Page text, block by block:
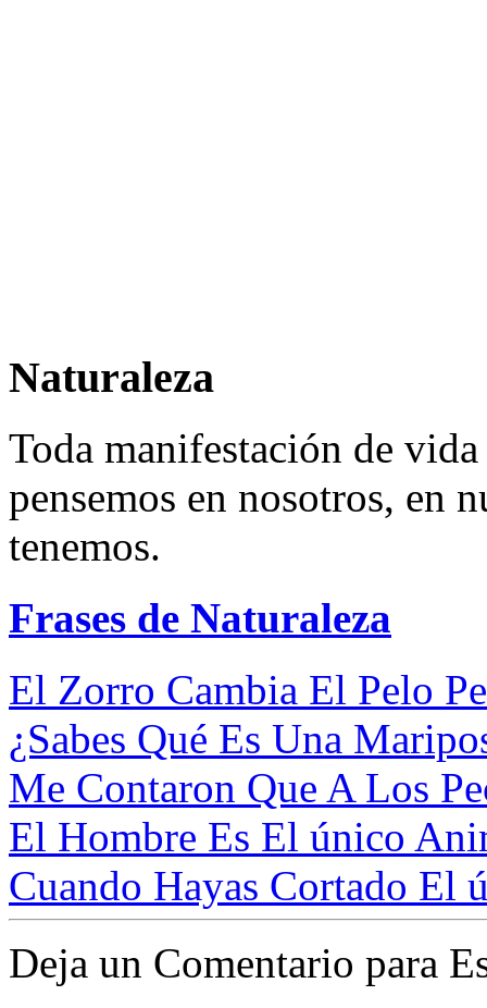
Naturaleza
Toda manifestación de
pensemos en nosotros, en
tenemos.
Frases de Naturaleza
El Zorro Cambia El Pelo
¿Sabes Qué Es Una
Me Contaron Que A Los
El Hombre Es El único
Cuando Hayas Cortado
Deja un Comentario para